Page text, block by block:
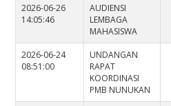
2026-06-26
14:05:46
AUDIENSI
LEMBAGA
MAHASISWA
2026-06-24
08:51:00
UNDANGAN
RAPAT
KOORDINASI
PMB NUNUKAN